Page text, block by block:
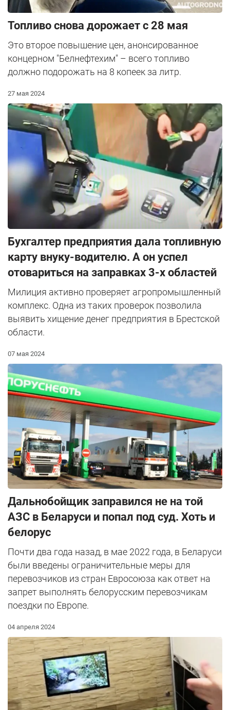
Топливо снова дорожает с 28 мая
Это второе повышение цен, анонсированное
концерном "Белнефтехим" – всего топливо
должно подорожать на 8 копеек за литр.
27 мая 2024
Бухгалтер предприятия дала топливную
карту внуку-водителю. А он успел
отовариться на заправках 3-х областей
Милиция активно проверяет агропромышленный
комплекс. Одна из таких проверок позволила
выявить хищение денег предприятия в Брестской
области.
07 мая 2024
Дальнобойщик заправился не на той
АЗС в Беларуси и попал под суд. Хоть и
белорус
Почти два года назад, в мае 2022 года, в Беларуси
были введены ограничительные меры для
перевозчиков из стран Евросоюза как ответ на
запрет выполнять белорусским перевозчикам
поездки по Европе.
04 апреля 2024